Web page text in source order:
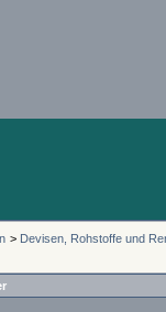
> Devisen, Rohstoffe und